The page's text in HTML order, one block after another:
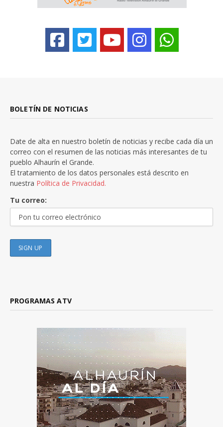
BOLETÍN DE NOTICIAS
Date de alta en nuestro boletín de noticias y recibe cada día un
correo con el resumen de las noticias más interesantes de tu
pueblo Alhaurín el Grande.
El tratamiento de los datos personales está descrito en
nuestra Política de Privacidad.
Tu correo:
PROGRAMAS ATV